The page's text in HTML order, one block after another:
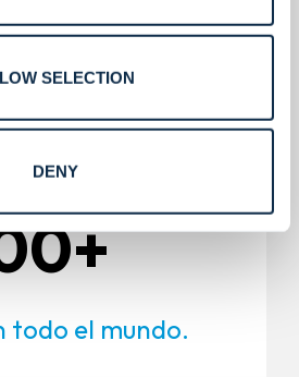
SELECTION
DENY
todo el mundo.